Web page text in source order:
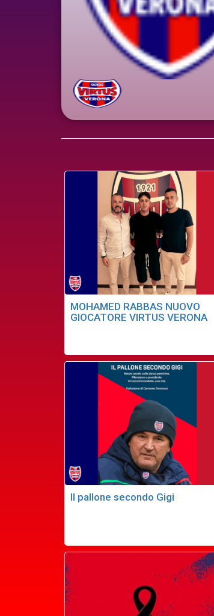
MOHAMED RABBAS NUOVO
GIOCATORE VIRTUS VERONA
Il pallone secondo Gigi